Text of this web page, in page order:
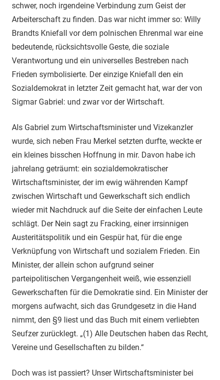
schwer, noch irgendeine Verbindung zum Geist der
Arbeiterschaft zu finden. Das war nicht immer so: Willy
Brandts Kniefall vor dem polnischen Ehrenmal war eine
bedeutende, rücksichtsvolle Geste, die soziale
Verantwortung und ein universelles Bestreben nach
Frieden symbolisierte. Der einzige Kniefall den ein
Sozialdemokrat in letzter Zeit gemacht hat, war der von
Sigmar Gabriel: und zwar vor der Wirtschaft.
Als Gabriel zum Wirtschaftsminister und Vizekanzler
wurde, sich neben Frau Merkel setzten durfte, weckte er
ein kleines bisschen Hoffnung in mir. Davon habe ich
jahrelang geträumt: ein sozialdemokratischer
Wirtschaftsminister, der im ewig währenden Kampf
zwischen Wirtschaft und Gewerkschaft sich endlich
wieder mit Nachdruck auf die Seite der einfachen Leute
schlägt. Der Nein sagt zu Fracking, einer irrsinnigen
Austeritätspolitik und ein Gespür hat, für die enge
Verknüpfung von Wirtschaft und sozialem Frieden. Ein
Minister, der allein schon aufgrund seiner
parteipolitischen Vergangenheit weiß, wie essenziell
Gewerkschaften für die Demokratie sind. Ein Minister der
morgens aufwacht, sich das Grundgesetz in die Hand
nimmt, den §9 liest und das Buch mit einem verliebten
Seufzer zurücklegt. „(1) Alle Deutschen haben das Recht,
Vereine und Gesellschaften zu bilden.“
Doch was ist passiert? Unser Wirtschaftsminister bei